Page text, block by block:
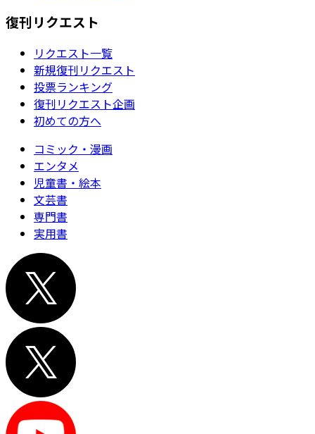
復刊リクエスト
リクエスト一覧
新規復刊リクエスト
投票ランキング
復刊リクエスト企画
初めての方へ
コミック・漫画
エンタメ
児童書・絵本
文芸書
専門書
実用書